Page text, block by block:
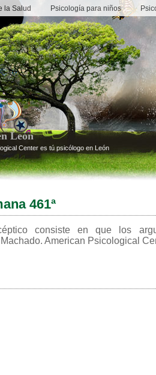
la Salud Psicología para niños
León
Center es tú psicólogo en León
461ª
consiste en que los
American Psicological